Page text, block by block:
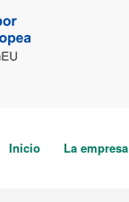
Inicio La empresa